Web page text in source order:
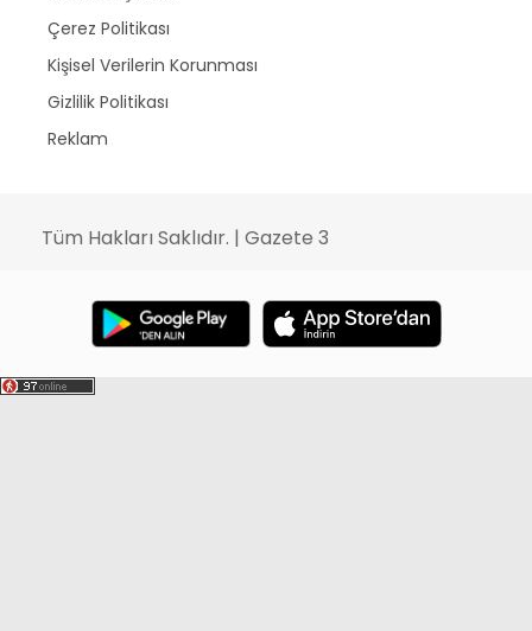
Çerez Politikası
Kişisel Verilerin Korunması
Gizlilik Politikası
Reklam
Tüm Hakları Saklıdır. | Gazete 3